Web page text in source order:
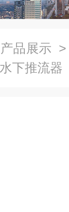
产品展示
下推流器